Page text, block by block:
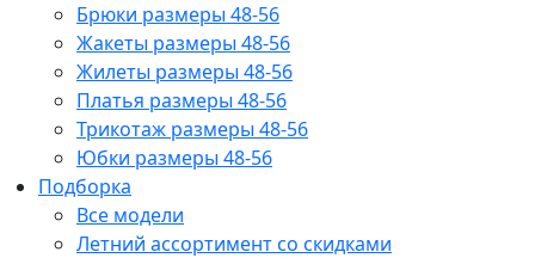
Брюки размеры 48-56
Жакеты размеры 48-56
Жилеты размеры 48-56
Платья размеры 48-56
Трикотаж размеры 48-56
Юбки размеры 48-56
Подборка
Все модели
Летний ассортимент со скидками